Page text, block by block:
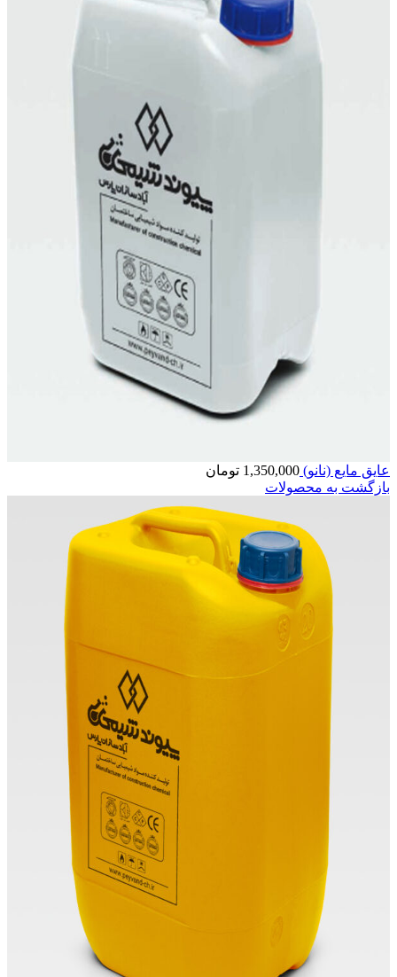
عایق مایع (نانو) 1,350,000 تومان
بازگشت به محصولات